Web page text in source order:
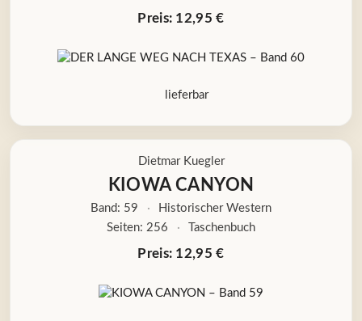
Preis: 12,95 €
lieferbar
Dietmar Kuegler
KIOWA CANYON
Band: 59 ·
Historischer Western
Seiten: 256
· Taschenbuch
Preis: 12,95 €